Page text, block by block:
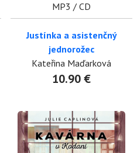
MP3 / CD
Justínka a asistenčný
jednorožec
Kateřina Maďarková
10.90 €